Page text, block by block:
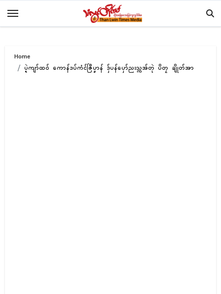
Home
ပ္ဍဲကျာ်ထဝ် ကောန်ဒပ်ကံၚ်ဇြဳပၞာန် ဒှ်ပန်ပှော်ညးသ္ကအ်တုဲ ပိတၠ ချိုတ်အာ